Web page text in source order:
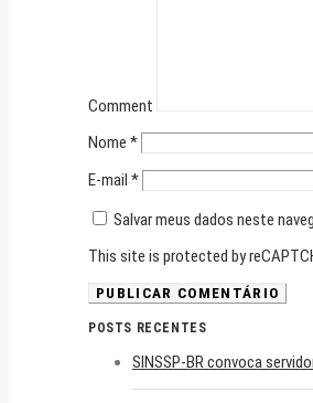
Comment
Nome *
E-mail *
Salvar meus dados neste
This site is protected by
POSTS RECENTES
SINSSP-BR convoca